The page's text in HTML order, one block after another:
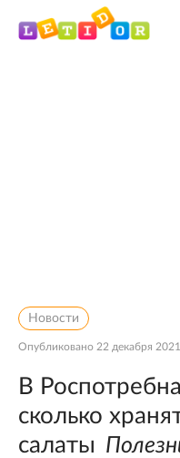
Новости
Опубликовано 22 декабря
В
сколько
салаты